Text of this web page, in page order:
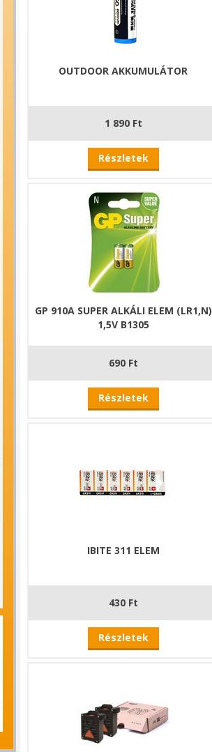
OUTDOOR AKKUMULÁTOR
1 890 Ft
Részletek
GP 910A SUPER ALKÁLI ELEM (LR1,N)
1,5V B1305
690 Ft
Részletek
IBITE 311 ELEM
430 Ft
Részletek